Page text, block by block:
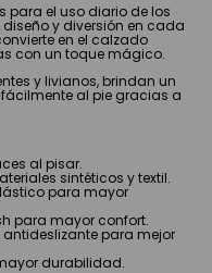
para el uso diario de los
y diversión en cada
en el calzado
con un toque mágico.
y livianos, brindan un
al pie gracias a
al pisar.
sintéticos y textil.
para mayor
para mayor confort.
para mejor
durabilidad.